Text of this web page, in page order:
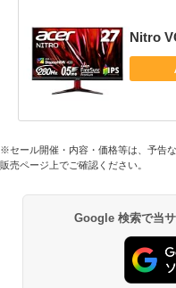
Nitro
※セール開催・内容・価格等は、予告
販売ページ上でご確認ください。
Google 検索で当